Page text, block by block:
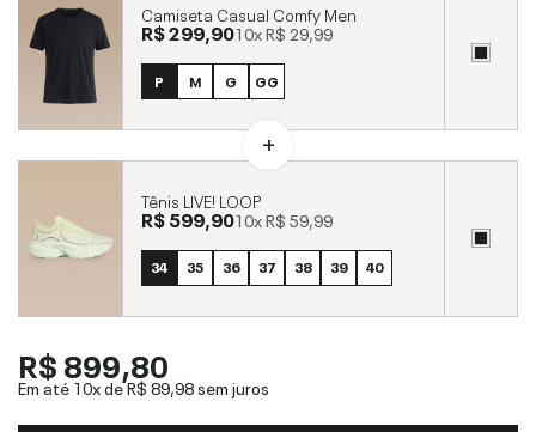
Camiseta Casual Comfy Men
R$ 299,9010xR$ 29,99
P M G GG
Tênis LIVE! LOOP
R$ 599,9010xR$ 59,99
34 35 36 37 38 39 40
R$ 899,80
Em até 10x deR$ 89,98sem juros